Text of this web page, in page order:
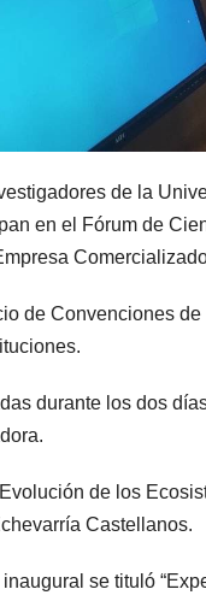
de la
en el Fórum de
de Convenciones
durante los dos
de los
Castellanos.
se tituló